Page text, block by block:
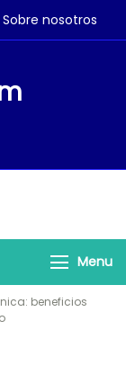
Sobre nosotros
Menu
beneficios